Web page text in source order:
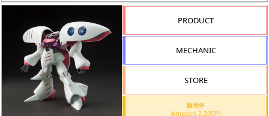
ー
品
（β）
PRODUCT
MECHANIC
STORE
販売中
Amazon 2,200円